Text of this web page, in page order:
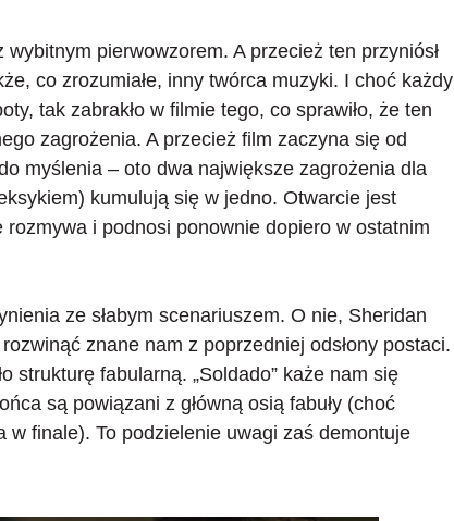
wybitnym pierwowzorem. A przecież ten przyniósł
co zrozumiałe, inny twórca muzyki. I choć każdy
tak zabrakło w filmie tego, co sprawiło, że ten
zagrożenia. A przecież film zaczyna się od
myślenia – oto dwa największe zagrożenia dla
kumulują się w jedno. Otwarcie jest
i podnosi ponownie dopiero w ostatnim
ze słabym scenariuszem. O nie, Sheridan
rozwinąć znane nam z poprzedniej odsłony postaci.
strukturę fabularną. „Soldado” każe nam się
są powiązani z główną osią fabuły (choć
finale). To podzielenie uwagi zaś demontuje